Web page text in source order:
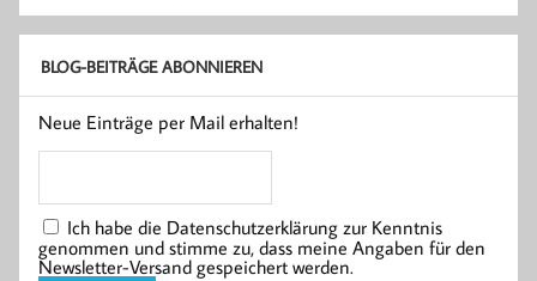
BLOG-BEITRÄGE ABONNIEREN
Neue Einträge per Mail erhalten!
Ich habe die Datenschutzerklärung zur Kenntnis
genommen und stimme zu, dass meine Angaben für den
Newsletter-Versand gespeichert werden.